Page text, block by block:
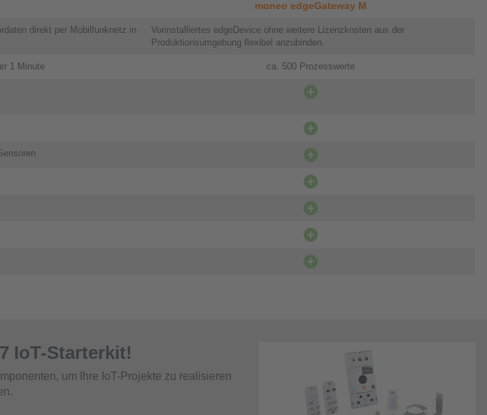
moneo edgeGateway M
direkt per Mobilfunknetz in
Vorinstalliertes edgeDevice ohne weitere Lizenzkosten aus der
Produktionsumgebung flexibel anzubinden.​
1 Minute ca. 500 Prozesswerte
IoT-Starterkit!
um Ihre IoT-Projekte zu realisieren